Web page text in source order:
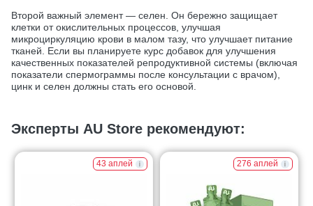
Второй важный элемент — селен. Он бережно защищает
клетки от окислительных процессов, улучшая
микроциркуляцию крови в малом тазу, что улучшает питание
тканей. Если вы планируете курс добавок для улучшения
качественных показателей репродуктивной системы (включая
показатели спермограммы после консультации с врачом),
цинк и селен должны стать его основой.
Эксперты AU Store рекомендуют:
43 аплей 276 аплей